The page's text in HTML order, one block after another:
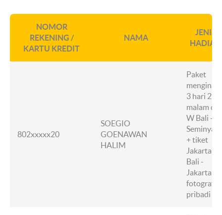
NOMOR
REKENING /
KARTU KREDIT
NAMA
JENIS
HADIAH
802xxxxx20
SOEGIO
GOENAWAN
HALIM
Paket
menginap
3 hari 2
malam di
W Bali -
Seminyak
+ tiket
Jakarta -
Bali -
Jakarta +
fotografer
pribadi